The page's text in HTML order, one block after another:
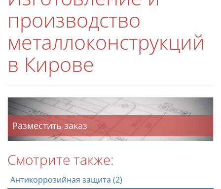
производство
металлоконструкций
в Кирове
Разместить заказ
Смотрите также:
Антикоррозийная защита (2)